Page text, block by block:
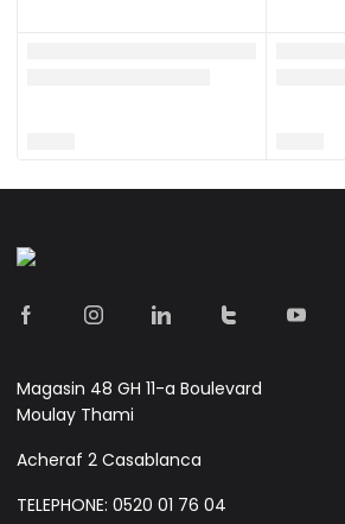
Magasin 48 GH 11-a Boulevard
Moulay Thami
Acheraf 2 Casablanca
TELEPHONE: 0520 01 76 04